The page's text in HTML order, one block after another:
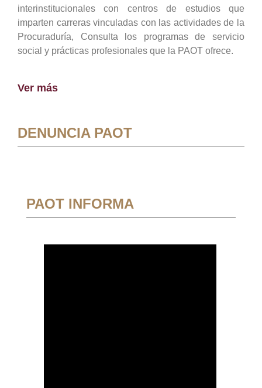
interinstitucionales con centros de estudios que
imparten carreras vinculadas con las actividades de la
Procuraduría, Consulta los programas de servicio
social y prácticas profesionales que la PAOT ofrece.
Ver más
DENUNCIA PAOT
PAOT INFORMA